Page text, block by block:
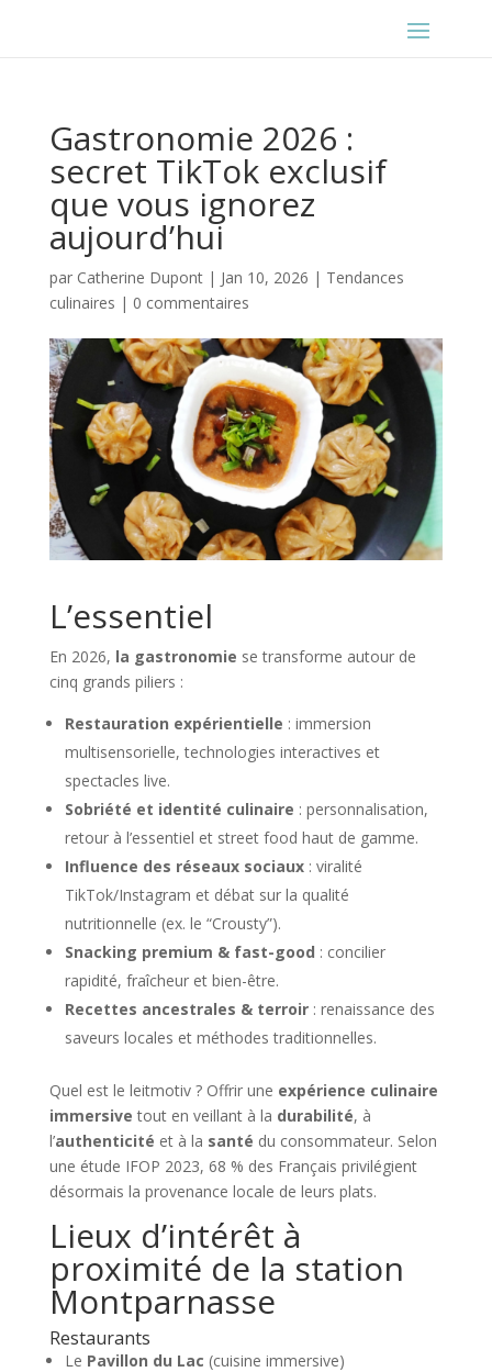
Gastronomie 2026 :
secret TikTok exclusif
que vous ignorez
aujourd’hui
par Catherine Dupont| Jan 10, 2026 | Tendances
culinaires | 0 commentaires
L’essentiel
En 2026, la gastronomie se transforme autour de
cinq grands piliers :
Restauration expérientielle : immersion
multisensorielle, technologies interactives et
spectacles live.
Sobriété et identité culinaire : personnalisation,
retour à l’essentiel et street food haut de gamme.
Influence des réseaux sociaux: viralité
TikTok/Instagram et débat sur la qualité
nutritionnelle (ex. le “Crousty”).
Snacking premium & fast-good : concilier
rapidité, fraîcheur et bien-être.
Recettes ancestrales & terroir: renaissance des
saveurs locales et méthodes traditionnelles.
Quel est le leitmotiv ? Offrir une expérience culinaire
immersive tout en veillant à la durabilité, à
l’authenticité et à la santé du consommateur. Selon
une étude IFOP 2023, 68 % des Français privilégient
désormais la provenance locale de leurs plats.
Lieux d’intérêt à
proximité de la station
Montparnasse
Restaurants
Le Pavillon du Lac (cuisine immersive)